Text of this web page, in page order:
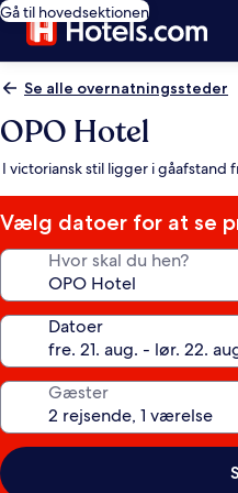
Gå til hovedsektionen
Se alle overnatningssteder
OPO Hotel
I victoriansk stil ligger i gåafstand
Vælg datoer for at se
Hvor skal du hen?
Datoer
Gæster